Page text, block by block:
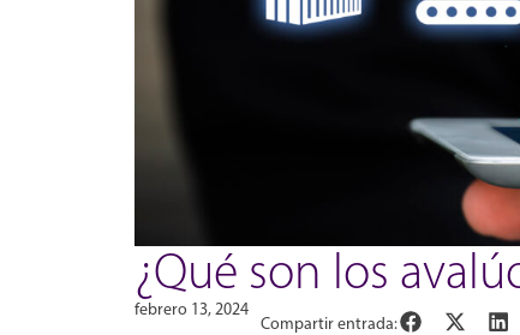
¿Qué son los
febrero 13, 2024
Compartir entrada: